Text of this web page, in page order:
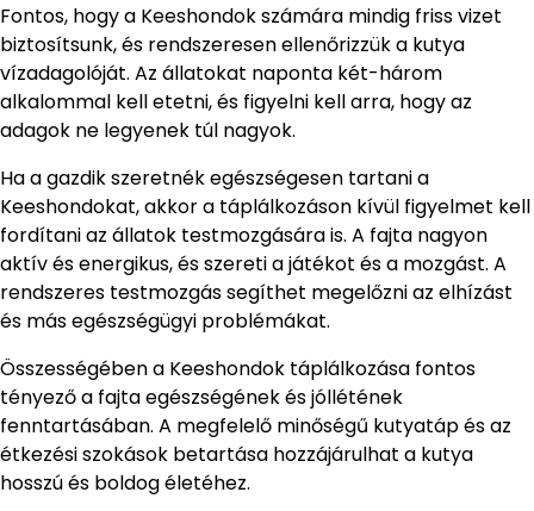
Fontos, hogy a Keeshondok számára mindig friss vizet
biztosítsunk, és rendszeresen ellenőrizzük a kutya
vízadagolóját. Az állatokat naponta két-három
alkalommal kell etetni, és figyelni kell arra, hogy az
adagok ne legyenek túl nagyok.
Ha a gazdik szeretnék egészségesen tartani a
Keeshondokat, akkor a táplálkozáson kívül figyelmet kell
fordítani az állatok testmozgására is. A fajta nagyon
aktív és energikus, és szereti a játékot és a mozgást. A
rendszeres testmozgás segíthet megelőzni az elhízást
és más egészségügyi problémákat.
Összességében a Keeshondok táplálkozása fontos
tényező a fajta egészségének és jóllétének
fenntartásában. A megfelelő minőségű kutyatáp és az
étkezési szokások betartása hozzájárulhat a kutya
hosszú és boldog életéhez.